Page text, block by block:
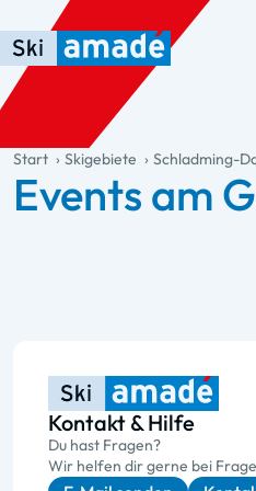
Zum Haupt-Inhalt springen
Springe zur Tabelle
Zur Haupt-Navigation springen
general.table-of-content
Start Skigebiete Schladming-
Events am
Kontakt & Hilfe
Du hast Fragen?
Wir helfen dir gerne bei